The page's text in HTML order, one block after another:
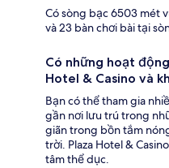
Có sòng bạc 6503 mét
và 23 bàn chơi bài tại
Có những hoạt
Hotel & Casino và
Bạn có thể tham gia
gần nơi lưu trú trong
giãn trong bồn tắm
trời. Plaza Hotel &
tâm thể dục.